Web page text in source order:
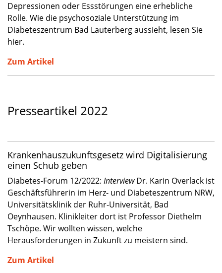
Depressionen oder Essstörungen eine erhebliche
Rolle. Wie die psychosoziale Unterstützung im
Diabeteszentrum Bad Lauterberg aussieht, lesen Sie
hier.
Zum Artikel
Presseartikel 2022
Krankenhauszukunftsgesetz wird Digitalisierung
einen Schub geben
Diabetes-Forum 12/2022: InterviewDr. Karin Overlack ist
Geschäftsführerin im Herz- und Diabeteszentrum NRW,
Universitätsklinik der Ruhr-Universität, Bad
Oeynhausen. Klinikleiter dort ist Professor Diethelm
Tschöpe. Wir wollten wissen, welche
Herausforderungen in Zukunft zu meistern sind.
Zum Artikel